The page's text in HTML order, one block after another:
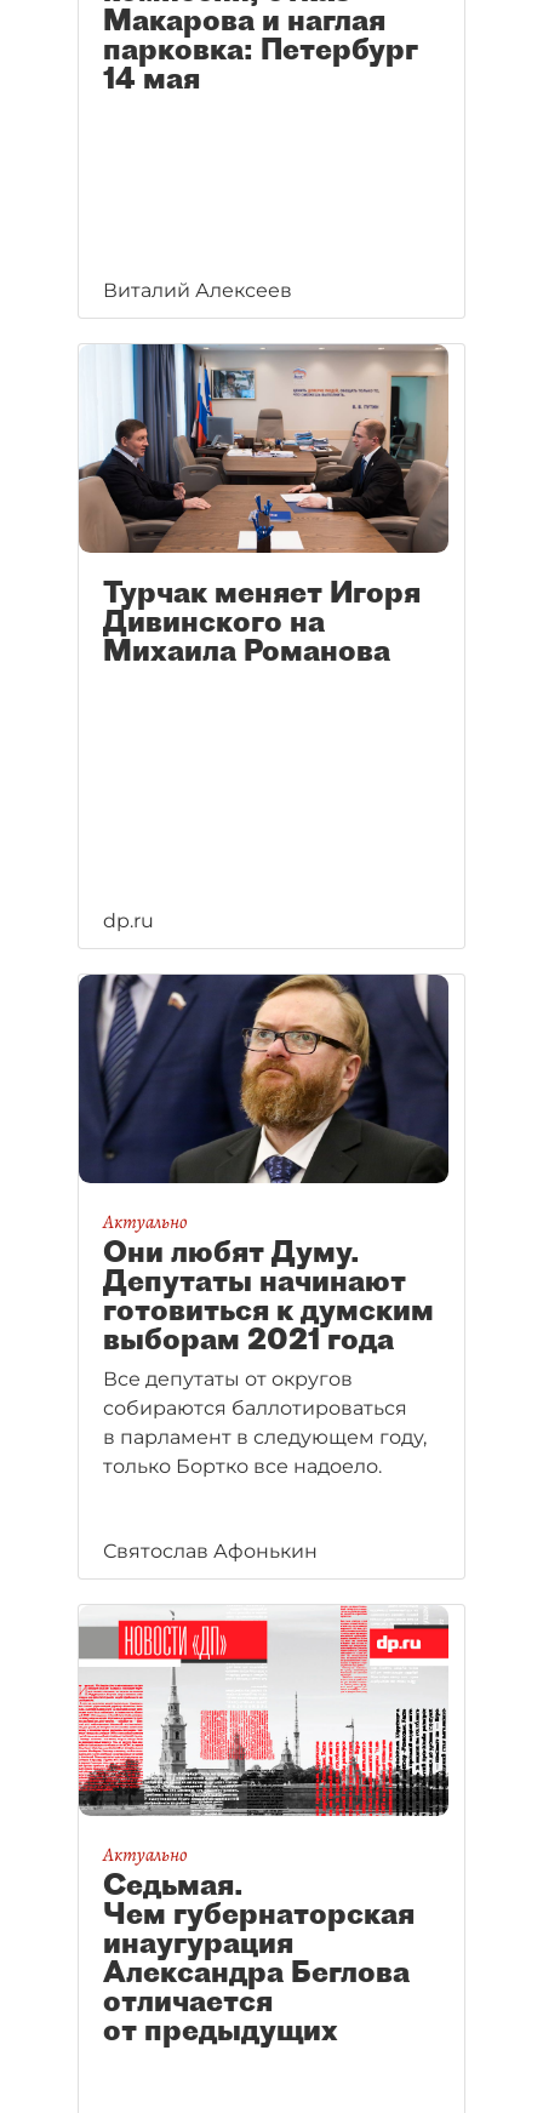
Макарова и наглая
парковка: Петербург
14 мая
Виталий Алексеев
Турчак меняет Игоря
Дивинского на
Михаила Романова
dp.ru
Актуально
Они любят Думу.
Депутаты начинают
готовиться к думским
выборам 2021 года
Все депутаты от округов
собираются баллотироваться
в парламент в следующем году,
только Бортко все надоело.
Святослав Афонькин
Актуально
Седьмая.
Чем губернаторская
инаугурация
Александра Беглова
отличается
от предыдущих